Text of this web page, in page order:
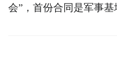
会”，首份合同是军事基